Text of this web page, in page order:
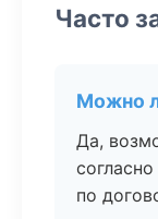
Часто
Можно
Да,
по